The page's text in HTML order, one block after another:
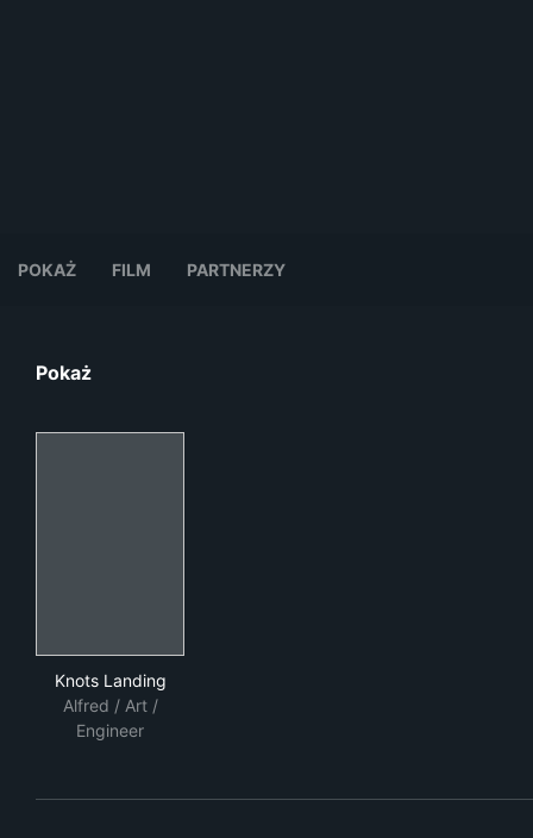
POKAŻ FILM PARTNERZY
Pokaż
Knots Landing
Alfred / Art /
Engineer